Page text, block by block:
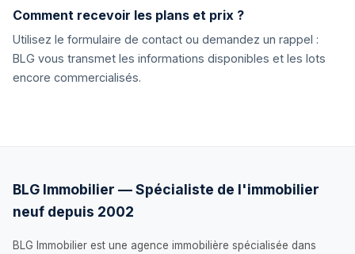
Comment recevoir les plans et prix ?
Utilisez le formulaire de contact ou demandez un rappel :
BLG vous transmet les informations disponibles et les lots
encore commercialisés.
BLG Immobilier — Spécialiste de l'immobilier
neuf depuis 2002
BLG Immobilier est une agence immobilière spécialisée dans